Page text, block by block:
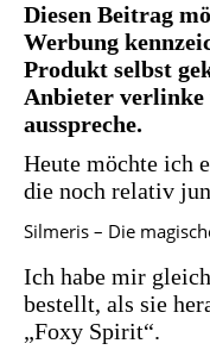
Diesen Beitrag
Werbung
Produkt selbst
Anbieter verlinke
ausspreche.
Heute möchte ich
die noch relativ
Silmeris – Die
Ich habe mir
bestellt, als sie
„Foxy Spirit“.